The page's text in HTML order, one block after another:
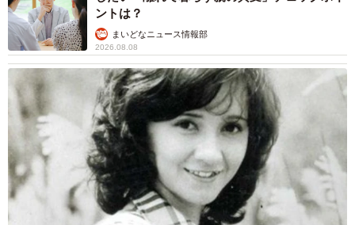
ントは？
まいどなニュース情報部
2026.08.08